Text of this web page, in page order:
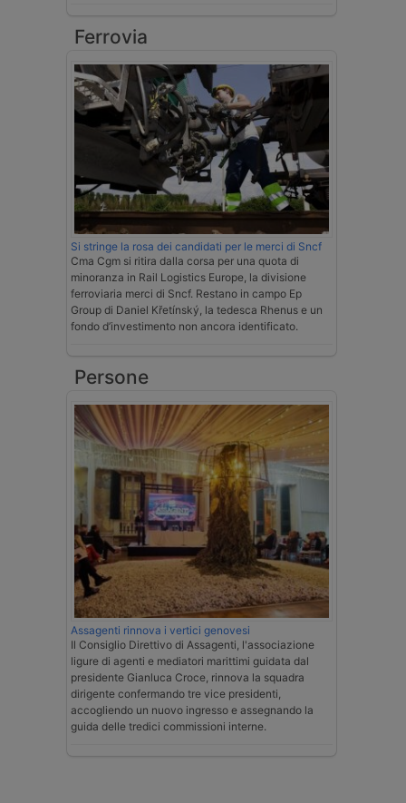
Ferrovia
Si stringe la rosa dei candidati per le merci di Sncf
Cma Cgm si ritira dalla corsa per una quota di
minoranza in Rail Logistics Europe, la divisione
ferroviaria merci di Sncf. Restano in campo Ep
Group di Daniel Křetínský, la tedesca Rhenus e un
fondo d’investimento non ancora identificato.
Persone
Assagenti rinnova i vertici genovesi
Il Consiglio Direttivo di Assagenti, l'associazione
ligure di agenti e mediatori marittimi guidata dal
presidente Gianluca Croce, rinnova la squadra
dirigente confermando tre vice presidenti,
accogliendo un nuovo ingresso e assegnando la
guida delle tredici commissioni interne.